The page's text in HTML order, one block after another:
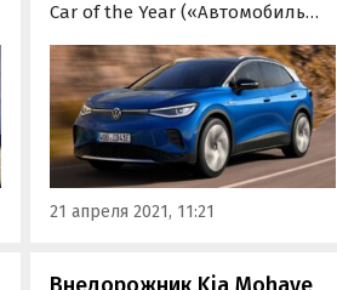
Car of the Year («Автомобиль
получил электрический хэтчбек
Volkswagen ID.4. Набрав 798
очков, немецкая новинка
опередила знакомый
россиянам хэтчбек Toyota Yaris
и еще один электрокар Honda E
– на…
21 апреля 2021, 11:21